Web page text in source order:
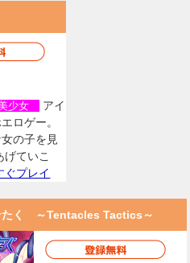
少女
アイ
ロゲー。
の子を見
げていこ
ぐプレイ
く ～Tentacles Tactics～